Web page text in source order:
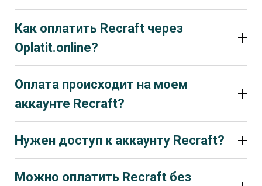
Как оплатить Recraft через
Oplatit.online?
Оплата происходит на моем
аккаунте Recraft?
Нужен доступ к аккаунту Recraft?
Можно оплатить Recraft без